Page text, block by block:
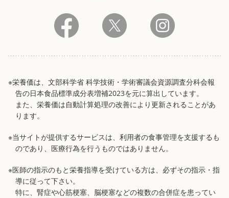
※栄養価は、文部科学省 科学技術・学術審議会資源調査分科会報
告の日本食品標準成分表増補2023を元に算出しています。
また、栄養価は自動計算処理の改善により更新されることがあ
ります。
※当サイトが提供するサービスは、利用者の食事管理を支援するも
のであり、医療行為を行うものではありません。
※医師の指示のもと栄養指導を受けている方は、必ずその指示・指
導に従って下さい。
特に、腎症や心筋梗塞、脳梗塞などの複数の合併症を患ってい